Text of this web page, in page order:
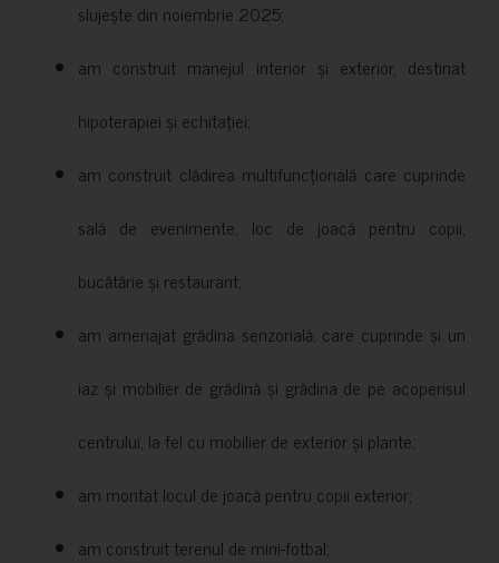
slujește din noiembrie 2025;
am construit manejul interior și exterior, destinat
hipoterapiei și echitației;
am construit clădirea multifuncțională care cuprinde
sală de evenimente, loc de joacă pentru copii,
bucătărie și restaurant;
am amenajat grădina senzorială, care cuprinde și un
iaz și mobilier de grădină și grădina de pe acoperisul
centrului, la fel cu mobilier de exterior și plante;
am montat locul de joacă pentru copii exterior;
am construit terenul de mini-fotbal;